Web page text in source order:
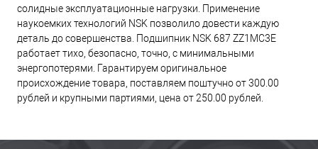
солидные эксплуатационные нагрузки. Применение
наукоемких технологий NSK позволило довести каждую
деталь до совершенства. Подшипник NSK 687 ZZ1MC3E
работает тихо, безопасно, точно, с минимальными
энергопотерями. Гарантируем оригинальное
происхождение товара, поставляем поштучно от 300.00
рублей и крупными партиями, цена от 250.00 рублей.